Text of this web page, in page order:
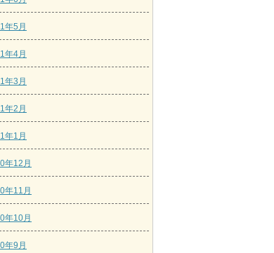
年5月
年4月
年3月
年2月
年1月
年12月
年11月
年10月
年9月